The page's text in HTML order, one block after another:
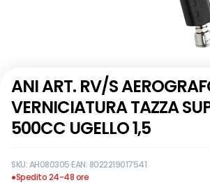
ANI ART. RV/S
VERNICIATURA TAZZA
500CC UGELLO 1,5
SKU:AH080305·EAN: 8022219017541
●Spedito 24-48 ore